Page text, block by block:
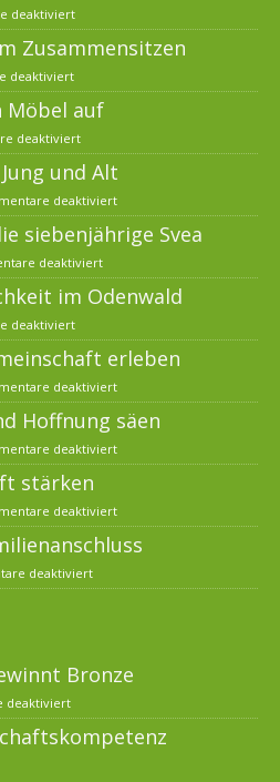
deaktiviert
Zusammensitzen
deaktiviert
Möbel auf
deaktiviert
und Alt
deaktiviert
siebenjährige Svea
deaktiviert
im Odenwald
deaktiviert
erleben
deaktiviert
Hoffnung säen
deaktiviert
stärken
deaktiviert
deaktiviert
Bronze
deaktiviert